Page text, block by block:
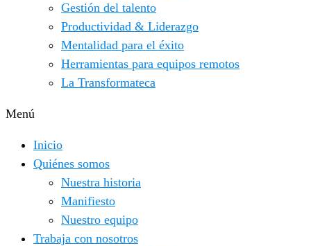
Gestión del talento
Productividad & Liderazgo
Mentalidad para el éxito
Herramientas para equipos remotos
La Transformateca
Menú
Inicio
Quiénes somos
Nuestra historia
Manifiesto
Nuestro equipo
Trabaja con nosotros